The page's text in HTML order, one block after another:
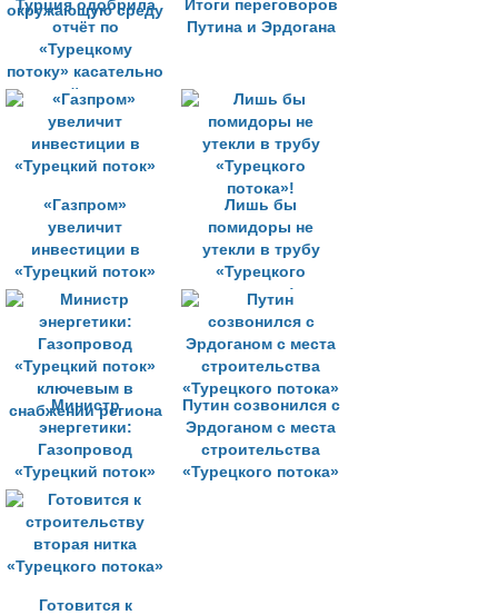
Турция одобрила
отчёт по
«Турецкому
потоку» касательно
воздействия на
окружающую среду
Итоги переговоров
Путина и Эрдогана
«Газпром»
увеличит
инвестиции в
«Турецкий поток»
Лишь бы
помидоры не
утекли в трубу
«Турецкого
потока»!
Министр
энергетики:
Газопровод
«Турецкий поток»
ключевым в
снабжении региона
Путин созвонился с
Эрдоганом с места
строительства
«Турецкого потока»
Готовится к